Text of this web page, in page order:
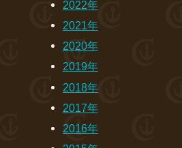
2022年
2021年
2020年
2019年
2018年
2017年
2016年